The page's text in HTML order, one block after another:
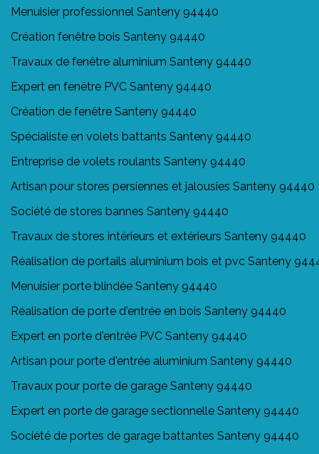
Menuisier professionnel Santeny 94440
Création fenêtre bois Santeny 94440
Travaux de fenêtre aluminium Santeny 94440
Expert en fenêtre PVC Santeny 94440
Création de fenêtre Santeny 94440
Spécialiste en volets battants Santeny 94440
Entreprise de volets roulants Santeny 94440
Artisan pour stores persiennes et jalousies Santeny 94440
Société de stores bannes Santeny 94440
Travaux de stores intérieurs et extérieurs Santeny 94440
Réalisation de portails aluminium bois et pvc Santeny
Menuisier porte blindée Santeny 94440
Réalisation de porte d'entrée en bois Santeny 94440
Expert en porte d'entrée PVC Santeny 94440
Artisan pour porte d'entrée aluminium Santeny 94440
Travaux pour porte de garage Santeny 94440
Expert en porte de garage sectionnelle Santeny 94440
Société de portes de garage battantes Santeny 94440